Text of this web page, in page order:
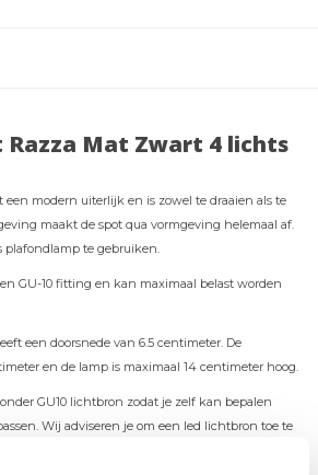
Razza Mat Zwart 4 lichts
een modern uiterlijk en is zowel te draaien als te
maakt de spot qua vormgeving helemaal af.
plafondlamp te gebruiken.
GU-10 fitting en kan maximaal belast worden
een doorsnede van 6.5 centimeter. De
en de lamp is maximaal 14 centimeter hoog.
GU10 lichtbron zodat je zelf kan bepalen
Wij adviseren je om een led lichtbron toe te
is de lamp zeer energiezuinig en hoef je de led